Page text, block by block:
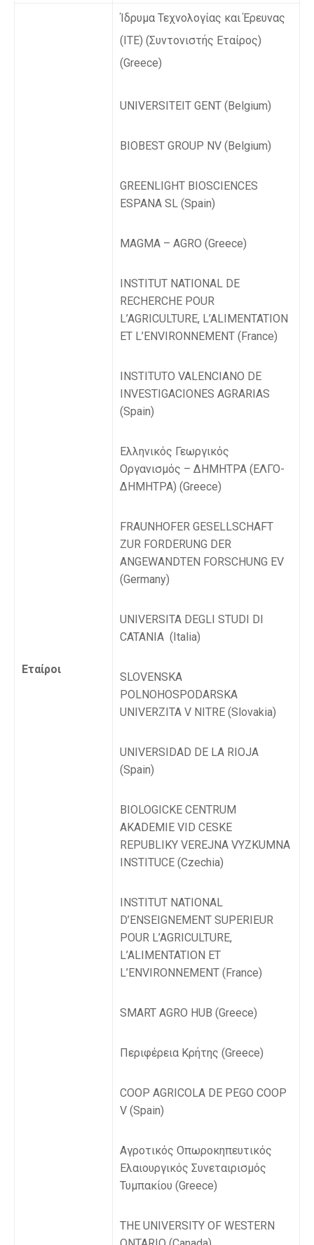
Εταίροι
Ίδρυμα Τεχνολογίας και Έρευνας
(ΙΤΕ) (Συντονιστής Εταίρος)
(Greece)
UNIVERSITEIT GENT (Belgium)
BIOBEST GROUP NV (Belgium)
GREENLIGHT BIOSCIENCES
ESPANA SL (Spain)
MAGMA – AGRO (Greece)
INSTITUT NATIONAL DE
RECHERCHE POUR
L’AGRICULTURE, L’ALIMENTATION
ET L’ENVIRONNEMENT (France)
INSTITUTO VALENCIANO DE
INVESTIGACIONES AGRARIAS
(Spain)
Ελληνικός Γεωργικός
Οργανισμός – ΔΗΜΗΤΡΑ (ΕΛΓΟ-
ΔΗΜΗΤΡΑ) (Greece)
FRAUNHOFER GESELLSCHAFT
ZUR FORDERUNG DER
ANGEWANDTEN FORSCHUNG EV
(Germany)
UNIVERSITA DEGLI STUDI DI
CATANIA (Italia)
SLOVENSKA
POLNOHOSPODARSKA
UNIVERZITA V NITRE (Slovakia)
UNIVERSIDAD DE LA RIOJA
(Spain)
BIOLOGICKE CENTRUM
AKADEMIE VID CESKE
REPUBLIKY VEREJNA VYZKUMNA
INSTITUCE (Czechia)
INSTITUT NATIONAL
D’ENSEIGNEMENT SUPERIEUR
POUR L’AGRICULTURE,
L’ALIMENTATION ET
L’ENVIRONNEMENT (France)
SMART AGRO HUB (Greece)
Περιφέρεια Κρήτης (Greece)
COOP AGRICOLA DE PEGO COOP
V (Spain)
Αγροτικός Οπωροκηπευτικός
Ελαιουργικός Συνεταιρισμός
Τυμπακίου (Greece)
THE UNIVERSITY OF WESTERN